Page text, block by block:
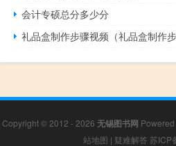
会计专硕总分多少分
礼品盒制作步骤视频（礼品盒制作步
Copyright © 2012 - 2026 无锡图书网
站地图 | 疑难解答 苏ICP